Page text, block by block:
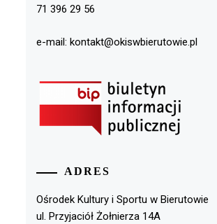
71 396 29 56
e-mail: kontakt@okiswbierutowie.pl
ADRES
Ośrodek Kultury i Sportu w Bierutowie
ul. Przyjaciół Żołnierza 14A